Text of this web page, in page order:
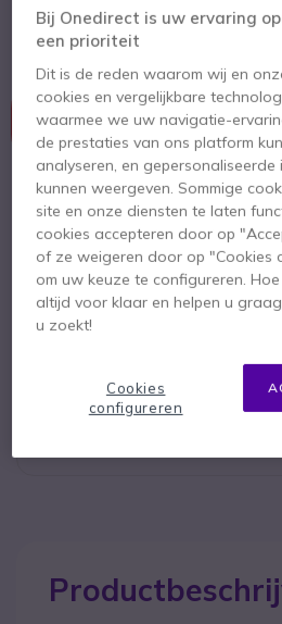
Draadloze headset met USB-
geoptimaliseerd voor UC
Dit product wordt niet meer
Dit product is vervangen door
Link 390a UC version Mono
Jabra Evolve 65
version Mono -
247,95 €
164,95 €
Bij Onedirect is uw ervaring
een prioriteit
Dit is de reden waarom wij en
cookies en vergelijkbare
waarmee we uw navigatie-
de prestaties van ons platform
analyseren, en
kunnen weergeven. Sommige
site en onze diensten te laten
cookies accepteren door op
of ze weigeren door op "Cookies
om uw keuze te configureren.
altijd voor klaar en helpen u
u zoekt!
Cookies
configureren